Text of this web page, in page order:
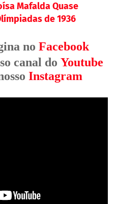
Mafalda Quase
de 1936
no Facebook
canal do Youtube
Instagram